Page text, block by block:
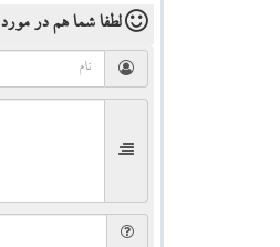
لطفا شما همدر